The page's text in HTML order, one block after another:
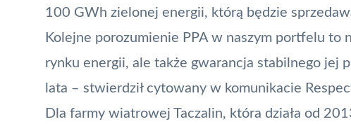
100 GWh zielonej energii, którą będzie
Kolejne porozumienie PPA w naszym portfelu to
rynku energii, ale także gwarancja stabilnego jej
lata – stwierdził cytowany w komunikacie
Dla farmy wiatrowej Taczalin, która działa od